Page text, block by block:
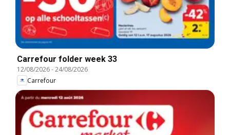
Carrefour folder week 33
12/08/2026-24/08/2026
Carrefour